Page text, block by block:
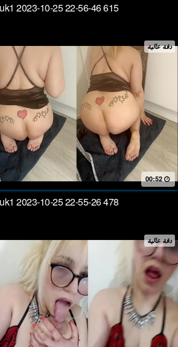
2023-10-25 22-56-46 615
دقة عالية
00:52
2023-10-25 22-55-26 478
دقة عالية